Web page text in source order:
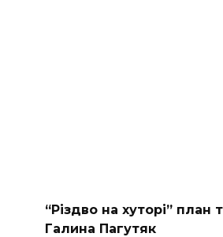
“Різдво на хуторі” план
Галина Пагутяк